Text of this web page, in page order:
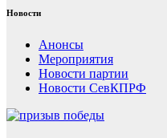
Новости
Анонсы
Мероприятия
Новости партии
Новости СевКПРФ